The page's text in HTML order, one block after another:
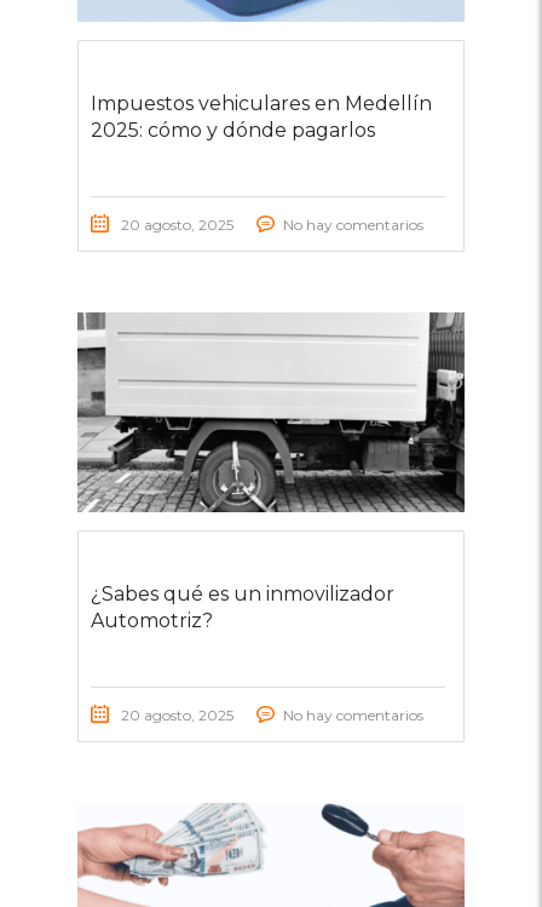
Impuestos vehiculares en Medellín
2025: cómo y dónde pagarlos
20 agosto, 2025 No hay comentarios
¿Sabes qué es un inmovilizador
Automotriz?
20 agosto, 2025 No hay comentarios